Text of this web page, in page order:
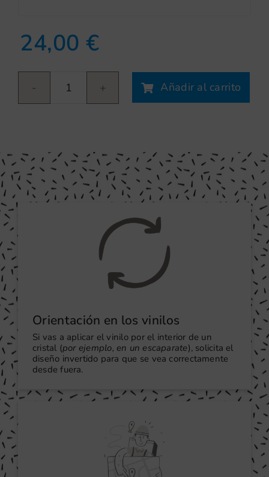
24,00€
Avión
cantidad
Añadir al carrito
Orientación en los vinilos
Si vas a aplicar el vinilo por el interior de un
cristal (por ejemplo, en un escaparate), solicita el
diseño invertido para que se vea correctamente
desde fuera.